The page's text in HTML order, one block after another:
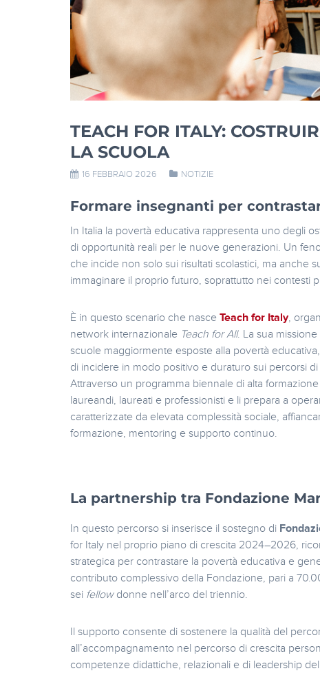
TEACH FOR ITALY:
LA SCUOLA
16 FEBBRAIO 2026 NOTIZIE
Formare insegnanti per
In Italia la povertà educativa rappresenta uno degli
di opportunità reali per le nuove generazioni. Un
che incide non solo sui risultati scolastici, ma anche
immaginare il proprio futuro, soprattutto nei contesti
È in questo scenario che nasce Teach for Italy,
network internazionale Teach for All. La sua
scuole maggiormente esposte alla povertà
di incidere in modo positivo e duraturo sui percorsi
Attraverso un programma biennale di alta formazione
laureandi, laureati e professionisti e li prepara a
caratterizzate da elevata complessità sociale,
formazione, mentoring e supporto continuo.
La partnership tra Fondazione
In questo percorso si inserisce il sostegno di
for Italy nel proprio piano di crescita 2024–2026,
strategica per contrastare la povertà educativa e
contributo complessivo della Fondazione, pari a
sei fellowdonne nell’arco del triennio.
Il supporto consente di sostenere la qualità del
all’accompagnamento nel percorso di crescita
competenze didattiche, relazionali e di leadership